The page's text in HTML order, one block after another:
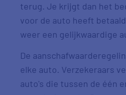
terug. Je krijgt dan het
voor de auto heeft
weer een gelijkwaardige
De
elke auto. Verzekeraars
auto's die tussen de één